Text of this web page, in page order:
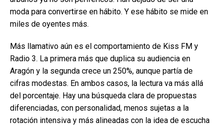
moda para convertirse en hábito. Y ese hábito se mide en
miles de oyentes más.
Más llamativo aún es el comportamiento de Kiss FM y
Radio 3. La primera más que duplica su audiencia en
Aragón y la segunda crece un 250%, aunque partía de
cifras modestas. En ambos casos, la lectura va más allá
del porcentaje. Hay una búsqueda clara de propuestas
diferenciadas, con personalidad, menos sujetas a la
rotación intensiva y más alineadas con la idea de escucha